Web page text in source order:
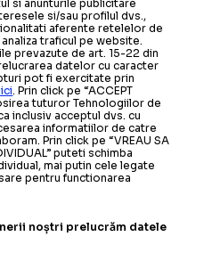
si anunturile publicitare
si/sau profilul dvs.,
aferente retelelor de
traficul pe website.
prevazute de art. 15-22 din
datelor cu caracter
pot fi exercitate prin
. Prin click pe “ACCEPT
tuturor Tehnologiilor de
inclusiv acceptul dvs. cu
informatiilor de catre
Prin click pe “VREAU SA
puteti schimba
mai putin cele legate
pentru functionarea
noștri prelucrăm datele